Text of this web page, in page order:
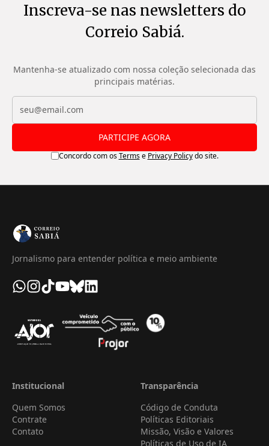
Inscreva-se nas newsletters do
Correio Sabiá.
Mantenha-se atualizado com nossa coleção selecionada das
principais matérias.
PARTICIPE AGORA
Concordo com osTermse Privacy Policydo site.
Jornalismo para entender política e meio ambiente
Institucional
Quem Somos
Contrate
Contato
Transparência
Código de Conduta
Políticas Editoriais
Missão, Visão e Valores
Políticas de Uso de IA